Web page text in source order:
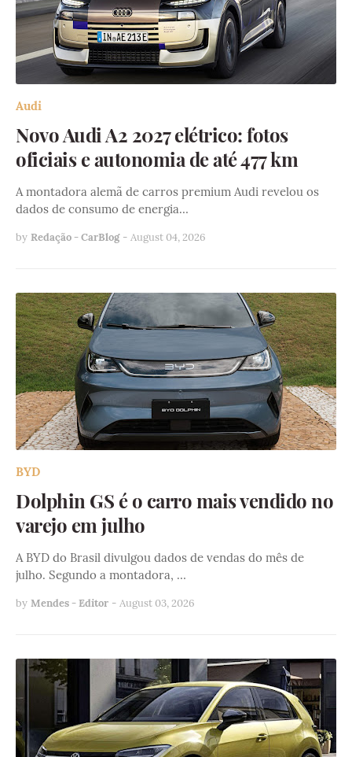
Audi
Novo Audi A2 2027 elétrico: fotos
oficiais e autonomia de até 477 km
A montadora alemã de carros premium Audi revelou os
dados de consumo de energia…
by Redação - CarBlog - August 04, 2026
BYD
Dolphin GS é o carro mais vendido no
varejo em julho
A BYD do Brasil divulgou dados de vendas do mês de
julho. Segundo a montadora, …
by Mendes - Editor - August 03, 2026